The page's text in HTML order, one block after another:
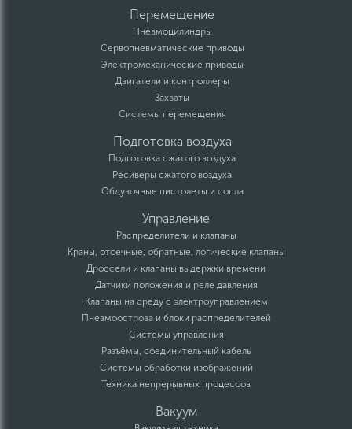
Перемещение
Пневмоцилиндры
Сервопневматические приводы
Электромеханические приводы
Двигатели и контроллеры
Захваты
Системы перемещения
Подготовка воздуха
Подготовка сжатого воздуха
Ресиверы сжатого воздуха
Обдувочные пистолеты и сопла
Управление
Распределители и клапаны
Краны, отсечные, обратные, логические клапаны
Дроссели и клапаны выдержки времени
Датчики положения и реле давления
Клапаны на среду с электроуправлением
Пневмоострова и блоки распределителей
Системы управления
Разъёмы, соединительный кабель
Системы обработки изображений
Техника непрерывных процессов
Вакуум